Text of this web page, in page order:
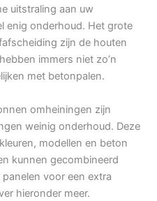
uitstraling aan uw
enig onderhoud. Het grote
zijn de houten
immers niet zo’n
met betonpalen.
omheiningen zijn
weinig onderhoud. Deze
modellen en beton
kunnen gecombineerd
voor een extra
hieronder meer.